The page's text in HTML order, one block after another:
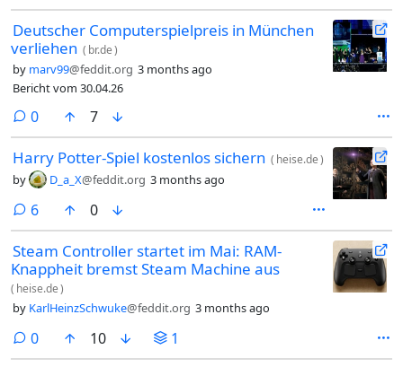
Deutscher Computerspielpreis in München
verliehen ( br.de)
by marv99@feddit.org 3 months ago
Bericht vom 30.04.26
0comments
7
Harry Potter-Spiel kostenlos sichern ( heise.de)
by D_a_X@feddit.org 3 months ago
6comments
0
Steam Controller startet im Mai: RAM-
Knappheit bremst Steam Machine aus
( heise.de)
by KarlHeinzSchwuke@feddit.org 3 months ago
0comments
10 1